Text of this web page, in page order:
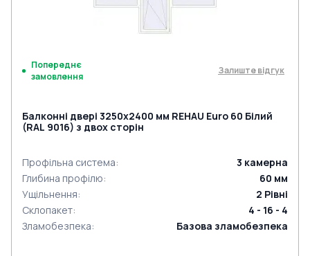
Попереднє
замовлення
Залиште відгук
Балконні двері 3250x2400 мм REHAU Euro 60 Білий
(RAL 9016) з двох сторін
Профільна система: 3 камерна
Глибина профілю: 60 мм
Ущільнення: 2 Рівні
Склопакет:
4 - 16 - 4
Зламобезпека: Базова зламобезпека